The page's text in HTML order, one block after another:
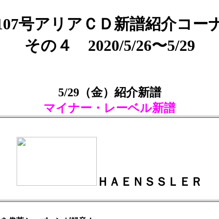
号アリアＣＤ新譜紹介コー
その４ 2020/5/26〜5/29
5/29（金）紹介新譜
マイナー・レーベル新譜
ＨＡＥＮＳＳＬＥＲ